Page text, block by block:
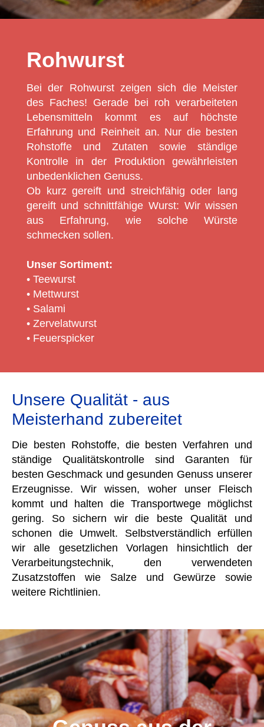
Rohwurst
Bei der Rohwurst zeigen sich die Meister
des Faches! Gerade bei roh verarbeiteten
Lebensmitteln kommt es auf höchste
Erfahrung und Reinheit an. Nur die besten
Rohstoffe und Zutaten sowie ständige
Kontrolle in der Produktion gewährleisten
unbedenklichen Genuss.
Ob kurz gereift und streichfähig oder lang
gereift und schnittfähige Wurst: Wir wissen
aus Erfahrung, wie solche Würste
schmecken sollen.
Unser Sortiment:
• Teewurst
• Mettwurst
• Salami
• Zervelatwurst
• Feuerspicker
Unsere Qualität - aus
Meisterhand zubereitet
Die besten Rohstoffe, die besten Verfahren und
ständige Qualitätskontrolle sind Garanten für
besten Geschmack und gesunden Genuss unserer
Erzeugnisse. Wir wissen, woher unser Fleisch
kommt und halten die Transportwege möglichst
gering. So sichern wir die beste Qualität und
schonen die Umwelt. Selbstverständlich erfüllen
wir alle gesetzlichen Vorlagen hinsichtlich der
Verarbeitungstechnik, den verwendeten
Zusatzstoffen wie Salze und Gewürze sowie
weitere Richtlinien.